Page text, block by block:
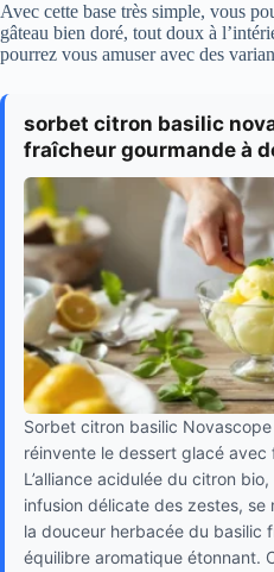
Avec cette base très simple, vous
gâteau bien doré, tout doux à
pourrez vous amuser avec des
sorbet citron basilic
fraîcheur gourmande à
Sorbet citron basilic
réinvente le dessert glacé avec
L’alliance acidulée du citron
infusion délicate des zestes, se
la douceur herbacée du basilic
équilibre aromatique étonnant.